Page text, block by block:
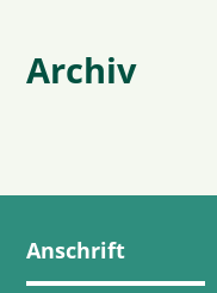
Archiv
Anschrift